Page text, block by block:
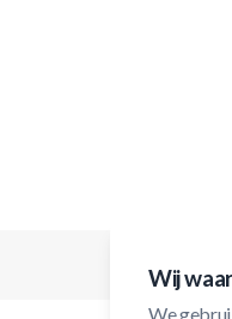
Wij
We